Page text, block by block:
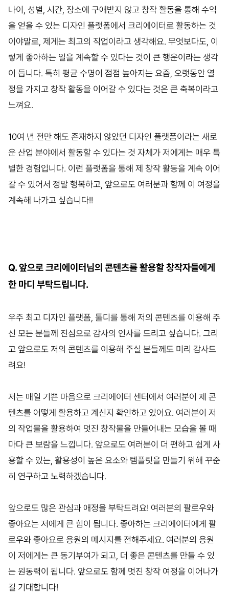
나이, 성별, 시간, 장소에 구애받지 않고 창작 활동을 통해 수익
을 얻을 수 있는 디자인 플랫폼에서 크리에이터로 활동하는 것
이야말로, 제게는 최고의 직업이라고 생각해요. 무엇보다도, 이
렇게 좋아하는 일을 계속할 수 있다는 것이 큰 행운이라는 생각
이 듭니다. 특히 평균 수명이 점점 높아지는 요즘, 오랫동안 열
정을 가지고 창작 활동을 이어갈 수 있다는 것은 큰 축복이라고
느껴요.
10여 년 전만 해도 존재하지 않았던 디자인 플랫폼이라는 새로
운 산업 분야에서 활동할 수 있다는 것 자체가 저에게는 매우 특
별한 경험입니다. 이런 플랫폼을 통해 제 창작 활동을 계속 이어
갈 수 있어서 정말 행복하고, 앞으로도 여러분과 함께 이 여정을
계속해 나가고 싶습니다!!
Q. 앞으로 크리에이터님의 콘텐츠를 활용할 창작자들에게
한 마디 부탁드립니다.
우주 최고 디자인 플랫폼, 툴디를 통해 저의 콘텐츠를 이용해 주
신 모든 분들께 진심으로 감사의 인사를 드리고 싶습니다. 그리
고 앞으로도 저의 콘텐츠를 이용해 주실 분들께도 미리 감사드
려요!
저는 매일 기쁜 마음으로 크리에이터 센터에서 여러분이 제 콘
텐츠를 어떻게 활용하고 계신지 확인하고 있어요. 여러분이 저
의 작업물을 활용하여 멋진 창작물을 만들어내는 모습을 볼 때
마다 큰 보람을 느낍니다. 앞으로도 여러분이 더 편하고 쉽게 사
용할 수 있는, 활용성이 높은 요소와 템플릿을 만들기 위해 꾸준
히 연구하고 노력하겠습니다.
앞으로도 많은 관심과 애정을 부탁드려요! 여러분의 팔로우와
좋아요는 저에게 큰 힘이 됩니다. 좋아하는 크리에이터에게 팔
로우와 좋아요로 응원의 메시지를 전해주세요. 여러분의 응원
이 저에게는 큰 동기부여가 되고, 더 좋은 콘텐츠를 만들 수 있
는 원동력이 됩니다. 앞으로도 함께 멋진 창작 여정을 이어나가
길 기대합니다!